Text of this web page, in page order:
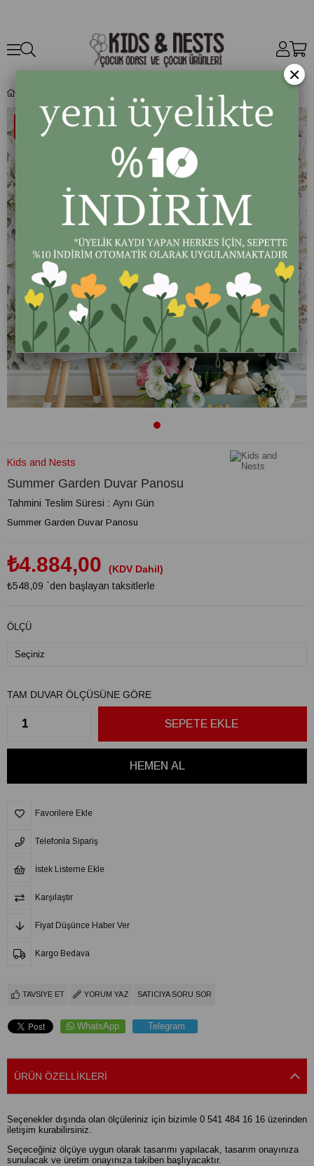
Kids and Nests
Summer Garden Duvar Panosu
Tahmini Teslim Süresi : Aynı Gün
Summer Garden Duvar Panosu
₺4.884,00
(KDV Dahil)
₺548,09 `den başlayan taksitlerle
ÖLÇÜ
TAM DUVAR ÖLÇÜSÜNE GÖRE
Favorilere Ekle
Telefonla Sipariş
İstek Listeme Ekle
Karşılaştır
Fiyat Düşünce Haber Ver
Kargo Bedava
TAVSIYE ET YORUM YAZ SATICIYA SORU SOR
WhatsApp Telegram
ÜRÜN ÖZELLIKLERI
Seçenekler dışında olan ölçüleriniz için bizimle 0 541 484 16 16 üzerinden
iletişim kurabilirsiniz.
Seçeceğiniz ölçüye uygun olarak tasarımı yapılacak, tasarım onayınıza
sunulacak ve üretim onayınıza takiben başlıyacaktır.
×